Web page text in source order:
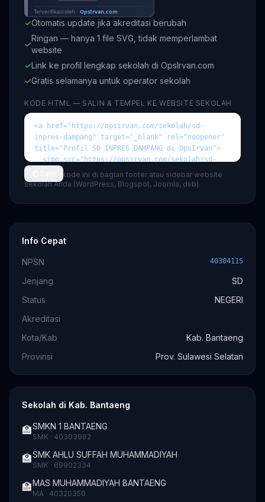
✓Otomatis update jika akreditasi berubah
✓
Ringan — hanya 1 file SVG, tidak memperlambat
website
✓Link ke profil lengkap sekolah di OpsIrvan.com
✓Gratis selamanya untuk operator sekolah
KODE HTML — SALIN & TEMPEL KE WEBSITE SEKOLAH
💡 Tempel kode ini di bagian footer atau sidebar website
sekolah Anda (WordPress, Blogspot, Joomla, dsb).
Info Cepat
NPSN 40304115
Jenjang
SD
Status
NEGERI
Akreditasi
Kota/Kab
Kab. Bantaeng
Provinsi
Prov. Sulawesi Selatan
Sekolah di Kab. Bantaeng
🏫SMKN 1 BANTAENG
SMK · 40303982
🏫SMK AHLU SUFFAH MUHAMMADIYAH
SMK · 69902334
🏫MAS MUHAMMADIYAH BANTAENG
MA · 40320350